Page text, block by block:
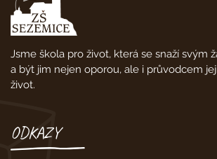
Jsme škola pro život, která se snaží svým
a být jim nejen oporou, ale i průvodcem
život.
ODKAZY